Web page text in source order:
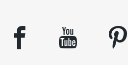
facebook youtube pinterest